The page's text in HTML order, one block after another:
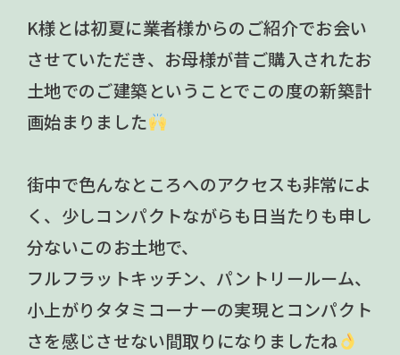
K様とは初夏に業者様からのご紹介でお会い
させていただき、お母様が昔ご購入されたお
土地でのご建築ということでこの度の新築計
画始まりました
街中で色んなところへのアクセスも非常によ
く、少しコンパクトながらも日当たりも申し
分ないこのお土地で、
フルフラットキッチン、パントリールーム、
小上がりタタミコーナーの実現とコンパクト
さを感じさせない間取りになりましたね